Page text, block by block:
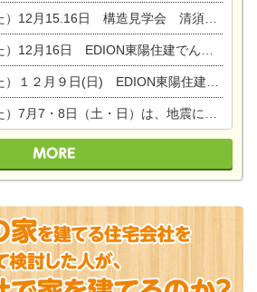
月15.16日 構造見学会 清須市西枇杷島町弁天
日 EDION東陽住建でんき OPEN第二弾イベント！！
日(日) EDION東陽住建でんき館プレＯＰＥＮ！＆家の修理まつり
地震に強くて安心！暮らしを楽しむ東濃ひのきの平屋の家体験見学会を開催します。ぜひお越しください。